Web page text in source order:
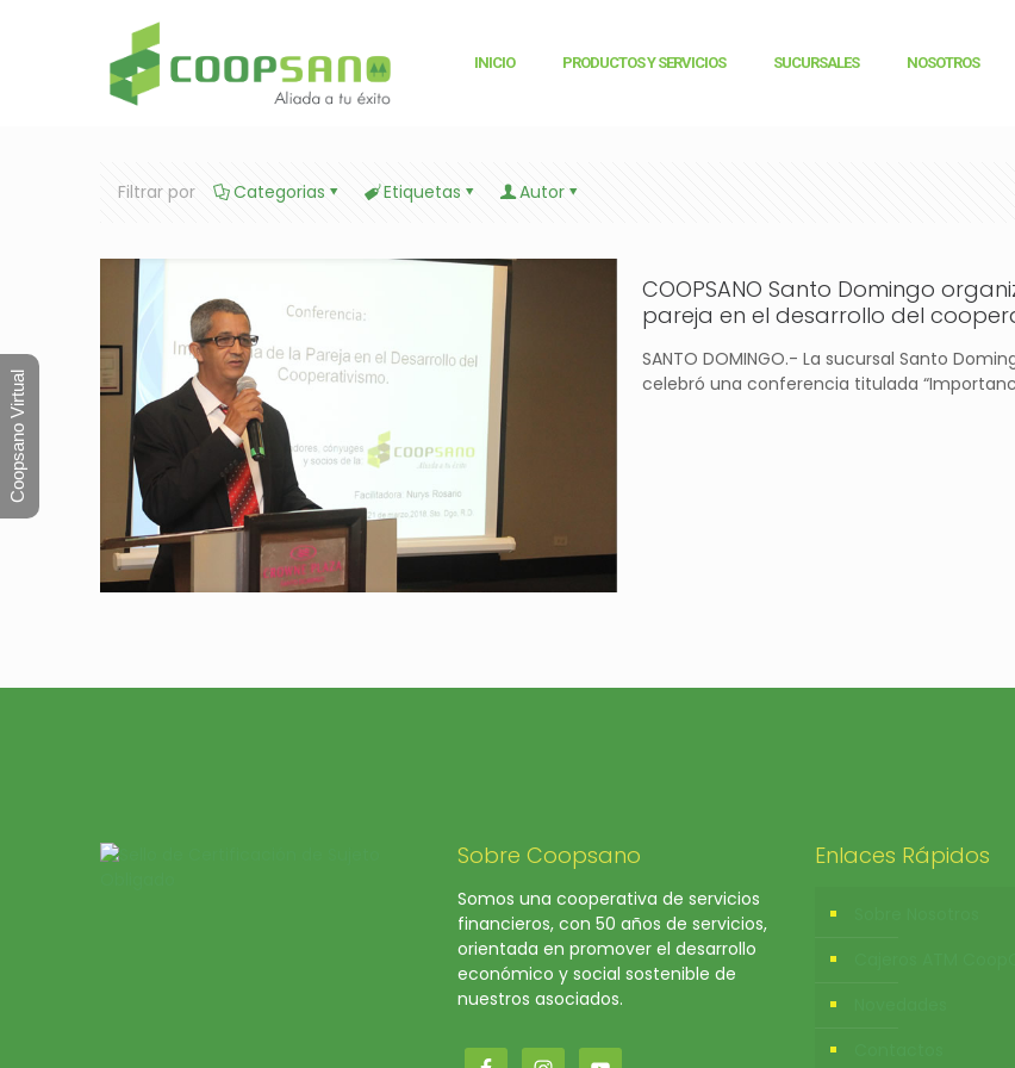
INICIO PRODUCTOS Y SERVICIOS SUCURSALES NOSOTROS
Filtrar por Categorias Etiquetas Autor
COOPSANO Santo Domingo
pareja en el desarrollo del
SANTO DOMINGO.- La sucursal Santo
celebró una conferencia titulada
Sobre Coopsano
Somos una cooperativa de servicios
financieros, con 50 años de servicios,
orientada en promover el desarrollo
económico y social sostenible de
nuestros asociados.
Enlaces Rápidos
Coopsano Virtual